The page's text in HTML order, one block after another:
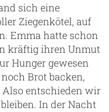
sich eine
Ziegenkötel, auf
Emma hatte schon
kräftig ihren Unmut
Hunger gewesen
Brot backen,
Also entschieden wir
In der Nacht